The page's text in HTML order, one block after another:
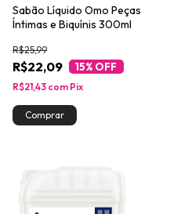
Sabão Líquido Omo Peças
Íntimas e Biquínis 300ml
R$22,09
R$25,99
15% OFF
R$21,43 com Pix